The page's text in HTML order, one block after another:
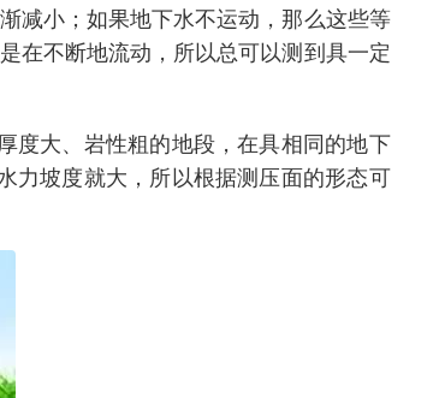
减小；如果地下水不运动，那么这些等
在不断地流动，所以总可以测到具一定
度大、岩性粗的地段，在具相同的地下
力坡度就大，所以根据测压面的形态可